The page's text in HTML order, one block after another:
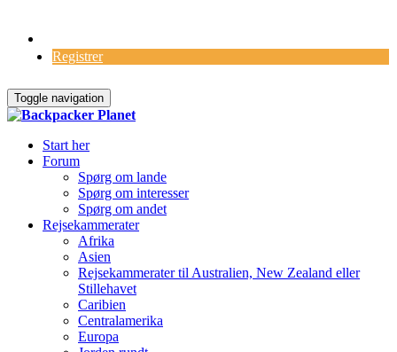
Registrer
Toggle navigation
Start her
Forum
Spørg om lande
Spørg om interesser
Spørg om andet
Rejsekammerater
Afrika
Asien
Rejsekammerater til Australien, New Zealand eller
Stillehavet
Caribien
Centralamerika
Europa